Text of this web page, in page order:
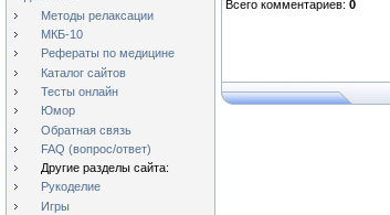
Методы релаксации
МКБ-10
Рефераты по медицине
Каталог сайтов
Тесты онлайн
Юмор
Обратная связь
FAQ (вопрос/ответ)
Другие разделы сайта:
Рукоделие
Игры
Всего комментариев: 0